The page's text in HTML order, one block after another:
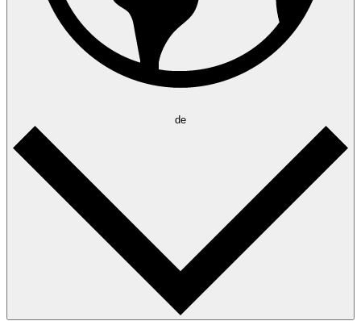
de